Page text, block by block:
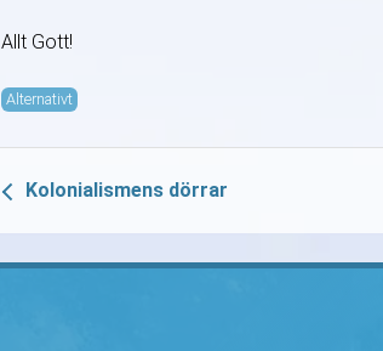
Allt Gott!
Alternativt
Kolonialismens dörrar